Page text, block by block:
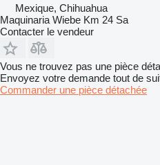
Mexique, Chihuahua
Maquinaria Wiebe Km 24 Sa
Contacter le vendeur
Vous ne trouvez pas une pièce
Envoyez votre demande tout de
Commander une pièce détachée